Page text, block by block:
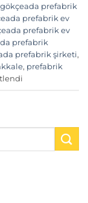
gökçeada prefabrik
prefabrik ev
prefabrik ev
prefabrik
prefabrik şirketi,
, prefabrik